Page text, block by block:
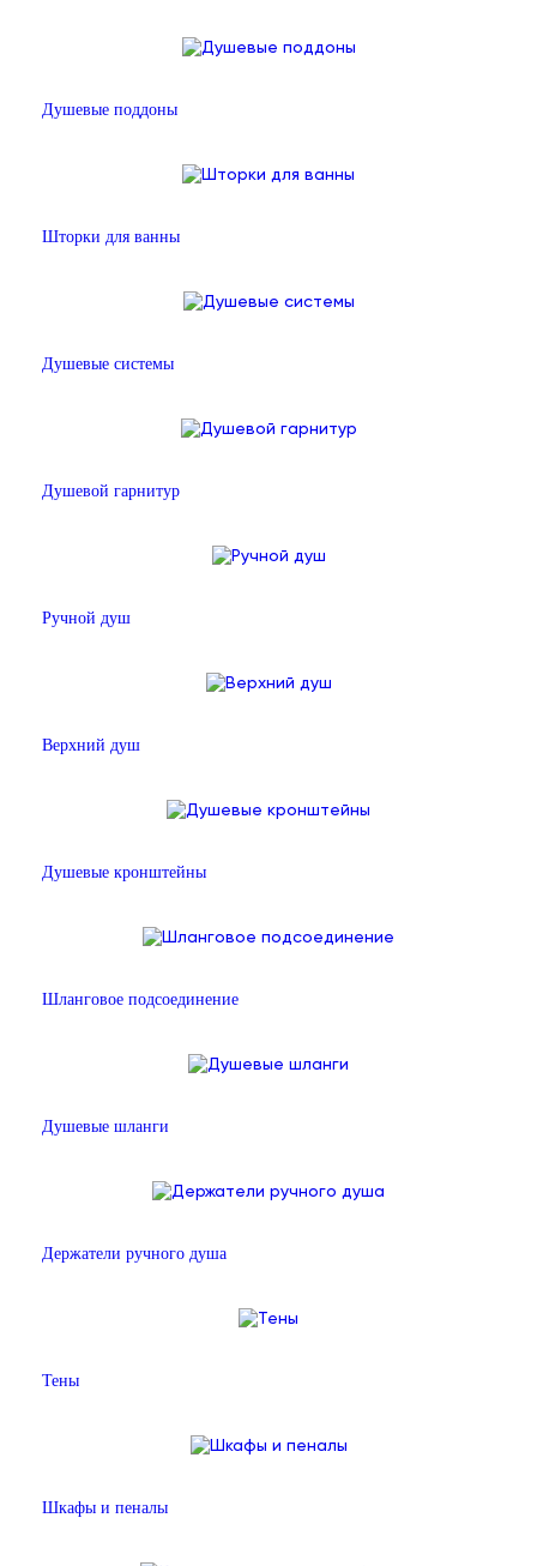
Душевые поддоны
Шторки для ванны
Душевые системы
Душевой гарнитур
Ручной душ
Верхний душ
Душевые кронштейны
Шланговое подсоединение
Душевые шланги
Держатели ручного душа
Тены
Шкафы и пеналы